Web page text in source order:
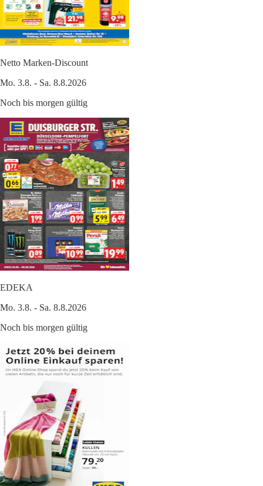
Netto Marken-Discount
Mo. 3.8. - Sa. 8.8.2026
Noch bis morgen gültig
EDEKA
Mo. 3.8. - Sa. 8.8.2026
Noch bis morgen gültig